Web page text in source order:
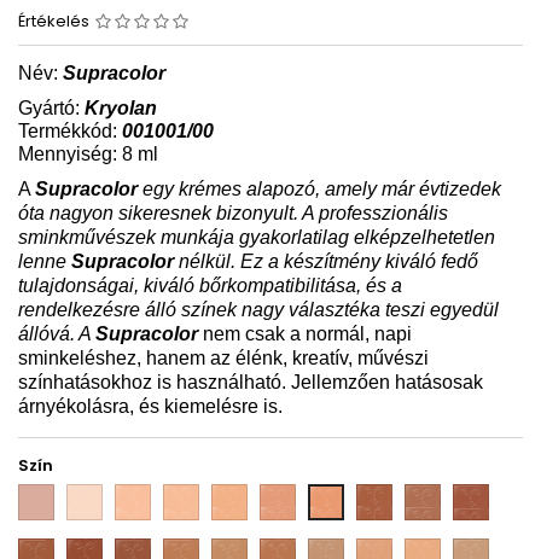
Értékelés
Név: Supracolor
Gyártó: Kryolan
Termékkód: 001001/00
Mennyiség: 8 ml
ASupracoloregy krémes alapozó, amely már évtizedek
óta nagyon sikeresnek bizonyult. A professzionális
sminkművészek munkája gyakorlatilag elképzelhetetlen
lenne Supracolornélkül. Ez a készítmény kiváló fedő
tulajdonságai, kiváló bőrkompatibilitása, és a
rendelkezésre álló színek nagy választéka teszi egyedül
állóvá. A Supracolornem csak a normál, napi
sminkeléshez, hanem az élénk, kreatív, művészi
színhatásokhoz is használható. Jellemzően hatásosak
árnyékolásra, és kiemelésre is.
Szín
2W 4W 5W 6W 7W 8W 9W
10W 11W 12W
FS
FS
FS
FS
FS
NB